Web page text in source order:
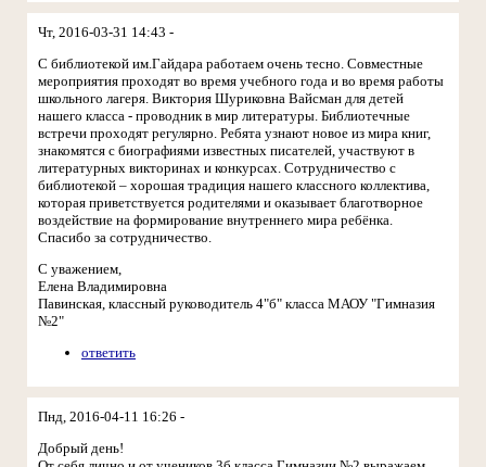
Чт, 2016-03-31 14:43 -
С библиотекой им.Гайдара работаем очень тесно. Совместные
мероприятия проходят во время учебного года и во время работы
школьного лагеря. Виктория Шуриковна Вайсман для детей
нашего класса - проводник в мир литературы. Библиотечные
встречи проходят регулярно. Ребята узнают новое из мира книг,
знакомятся с биографиями известных писателей, участвуют в
литературных викторинах и конкурсах. Сотрудничество с
библиотекой – хорошая традиция нашего классного коллектива,
которая приветствуется родителями и оказывает благотворное
воздействие на формирование внутреннего мира ребёнка.
Спасибо за сотрудничество.
С уважением,
Елена Владимировна
Павинская, классный руководитель 4"б" класса МАОУ "Гимназия
№2"
ответить
Пнд, 2016-04-11 16:26 -
Добрый день!